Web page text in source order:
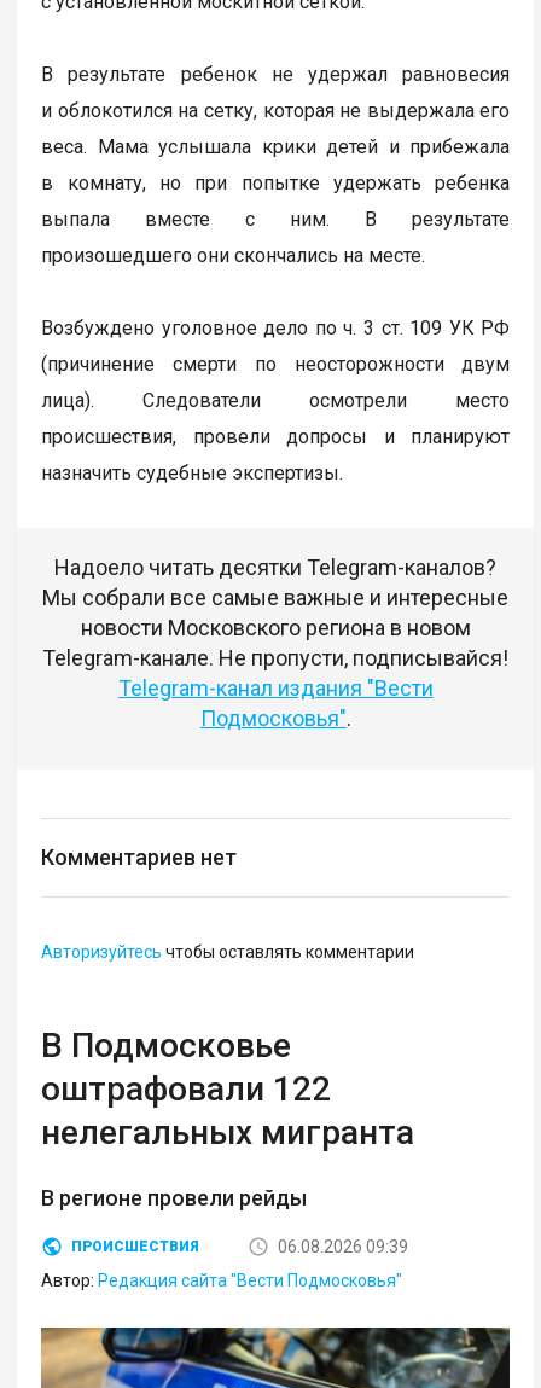
В результате ребенок не удержал равновесия
и облокотился на сетку, которая не выдержала его
веса. Мама услышала крики детей и прибежала
в комнату, но при попытке удержать ребенка
выпала вместе с ним. В результате
произошедшего они скончались на месте.
Возбуждено уголовное дело по ч. 3 ст. 109 УК РФ
(причинение смерти по неосторожности двум
лица). Следователи осмотрели место
происшествия, провели допросы и планируют
назначить судебные экспертизы.
Надоело читать десятки Telegram-каналов?
Мы собрали все самые важные и интересные
новости Московского региона в новом
Telegram-канале. Не пропусти, подписывайся!
Telegram-канал издания "Вести
Подмосковья".
Комментариев нет
Авторизуйтесь чтобы оставлять комментарии
В Подмосковье
оштрафовали 122
нелегальных мигранта
В регионе провели рейды
ПРОИСШЕСТВИЯ
06.08.2026 09:39
Автор: Редакция сайта "Вести Подмосковья"